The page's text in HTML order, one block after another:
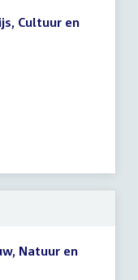
Cultuur en
Natuur en